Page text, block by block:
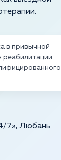
в привычной
реабилитации.
7», Любань